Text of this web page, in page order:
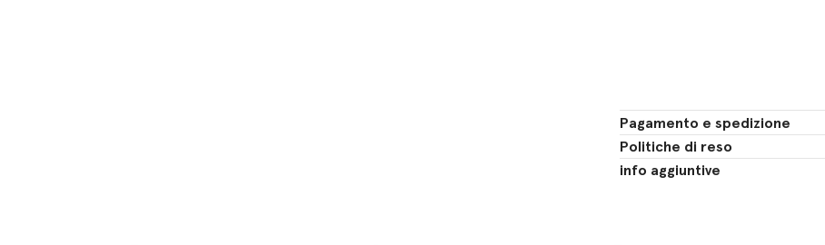
Pagamento e spedizione
Politiche di reso
info aggiuntive